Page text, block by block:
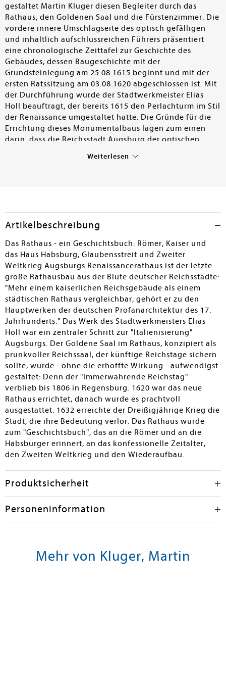
gestaltet Martin Kluger diesen Begleiter durch das
Rathaus, den Goldenen Saal und die Fürstenzimmer. Die
vordere innere Umschlagseite des optisch gefälligen
und inhaltlich aufschlussreichen Führers präsentiert
eine chronologische Zeittafel zur Geschichte des
Gebäudes, dessen Baugeschichte mit der
Grundsteinlegung am 25.08.1615 beginnt und mit der
ersten Ratssitzung am 03.08.1620 abgeschlossen ist. Mit
der Durchführung wurde der Stadtwerkmeister Elias
Holl beauftragt, der bereits 1615 den Perlachturm im Stil
der Renaissance umgestaltet hatte. Die Gründe für die
Errichtung dieses Monumentalbaus lagen zum einen
darin, dass die Reichsstadt Augsburg der optischen
entgegensetzen wollte, zum anderen sollte die Stadt als
Verbundenheit mit den Habsburgern (z.B. Gemälde,
Reichsadler auf beiden Fassaden). Der totalen
Zerstörung im 2. Weltkrieg folgte die jahrzehntelange,
teils umstrittene Restaurierung (1946/50-1996) nach
historischem Vorbild. Nach diesen Informationen
erläutert Kluger detailliert - beides mit Fotos unterlegt -
die durch klare, symmetrische Gliederung bestechenden
Fassaden, des weiteren die einzelnen Stockwerke (u.a.
Büsten römischer Kaiser, Gedenkstätten für Augsburger
Kriegsgefallene und Holocaust-Opfer) und das
reichhaltige Bildprogramm des Goldenen Saals sowie
die Ausstattung der Fürstenzimmer. - Für einen
intensiven Besuch bzw. dessen Vorbereitung
unverzichtbar!
Inge Hagen
Weiterlesen
Artikelbeschreibung
Das Rathaus - ein Geschichtsbuch: Römer, Kaiser und
das Haus Habsburg, Glaubensstreit und Zweiter
Weltkrieg.Augsburgs Renaissancerathaus ist der letzte
große Rathausbau aus der Blüte deutscher Reichsstädte:
"Mehr einem kaiserlichen Reichsgebäude als einem
städtischen Rathaus vergleichbar, gehört er zu den
Hauptwerken der deutschen Profanarchitektur des 17.
Jahrhunderts." Das Werk des Stadtwerkmeisters Elias
Holl war ein zentraler Schritt zur "Italienisierung"
Augsburgs. Der Goldene Saal im Rathaus, konzipiert als
prunkvoller Reichssaal, der künftige Reichstage sichern
sollte, wurde - ohne die erhoffte Wirkung - aufwendigst
gestaltet: Denn der "Immerwährende Reichstag"
verblieb bis 1806 in Regensburg. 1620 war das neue
Rathaus errichtet, danach wurde es prachtvoll
ausgestattet. 1632 erreichte der Dreißigjährige Krieg die
Stadt, die ihre Bedeutung verlor. Das Rathaus wurde
zum "Geschichtsbuch", das an die Römer und an die
Habsburger erinnert, an das konfessionelle Zeitalter,
den Zweiten Weltkrieg und den Wiederaufbau.
Produktsicherheit
Personeninformation
Mehr von Kluger, Martin